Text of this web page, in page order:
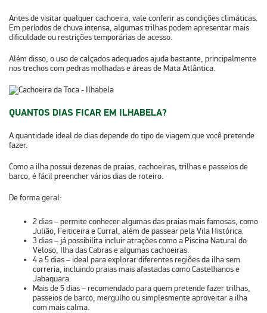
Antes de visitar qualquer cachoeira, vale conferir as condições climáticas.
Em períodos dechuva intensa, algumas trilhas podem apresentar mais
dificuldade ou restriçõestemporárias de acesso.
Além disso, o uso de calçados adequados ajuda bastante, principalmente
nos trechos com pedras molhadas e áreas de Mata Atlântica.
QUANTOS DIAS FICAR EM ILHABELA?
A quantidade ideal de dias depende do tipo de viagem que você pretende
fazer.
Como a ilha possui dezenas de praias, cachoeiras, trilhas e passeios de
barco, é fácil preencher vários dias de roteiro.
De forma geral:
2 dias– permite conhecer algumas das praias mais famosas, como
Julião, Feiticeira e Curral, além de passear pela Vila Histórica.
3 dias– já possibilita incluir atrações como a Piscina Natural do
Veloso, Ilha das Cabras e algumas cachoeiras.
4 a 5 dias– ideal para explorar diferentes regiões da ilha sem
correria, incluindo praias mais afastadas como Castelhanos e
Jabaquara.
Mais de 5 dias– recomendado para quem pretende fazer trilhas,
passeios de barco, mergulho ou simplesmente aproveitar a ilha
com mais calma.